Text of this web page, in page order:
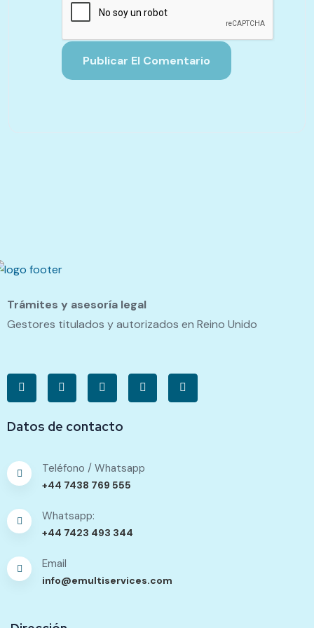
Trámites y asesoría legal
Gestores titulados y autorizados en Reino Unido
Datos de contacto
Teléfono / Whatsapp
+44 7438 769 555
Whatsapp:
+44 7423 493 344
Email
info@emultiservices.com